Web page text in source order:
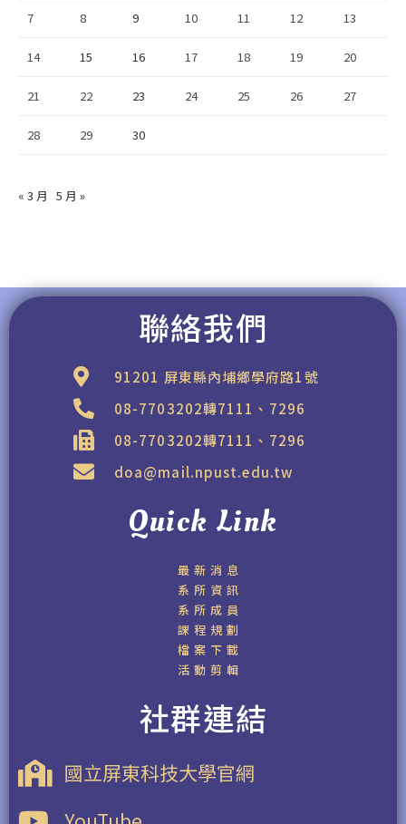
7 8 9 10 11 12 13
14 15 16 17 18 19 20
21 22 23 24 25 26 27
28 29 30
« 3 月 5 月 »
聯絡我們
91201 屏東縣內埔鄉學府路1號
08-7703202轉7111、7296
08-7703202轉7111、7296
doa@mail.npust.edu.tw
Quick Link
最新消息
系所資訊
系所成員
課程規劃
檔案下載
活動剪輯
社群連結
國立屏東科技大學官網